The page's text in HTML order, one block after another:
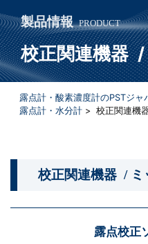
製品情報 PRODUCT
校正関連機器
露点計・酸素濃度計のPSTジャ
露点計・水分計> 校正関連機
校正関連機器 / ミ
露点校正